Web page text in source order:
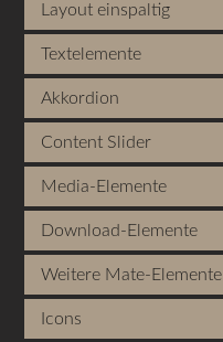
Layout einspaltig
Textelemente
Akkordion
Content Slider
Media-Elemente
Download-Elemente
Weitere Mate-Elemente
Icons